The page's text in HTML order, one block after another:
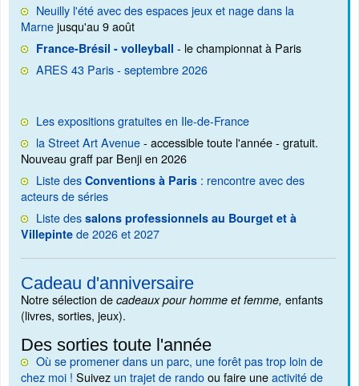
Neuilly l'été avec des espaces jeux et nage dans la
Marnejusqu'au 9 août
France-Brésil - volleyball - le championnat à Paris
ARES 43 Paris - septembre 2026
Les expositions gratuites en Ile-de-France
la Street Art Avenue- accessible toute l'année - gratuit.
Nouveau graff par Benji en 2026
Liste des Conventions à Paris : rencontre avec des
acteurs de séries
Liste des salons professionnels au Bourget et à
Villepinte de 2026 et 2027
Cadeau d'anniversaire
Notre sélection de cadeaux pour homme et femme, enfants
(livres, sorties, jeux).
Des sorties toute l'année
Où se promener dans un parc, une forêt pas trop loin de
chez moi ! Suivez un trajet de randoou faire uneactivité de